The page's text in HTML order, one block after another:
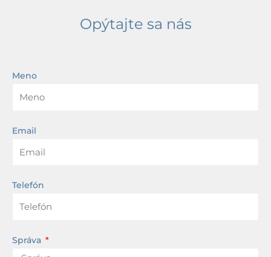
Opýtajte sa nás
Meno
Email
Telefón
Správa